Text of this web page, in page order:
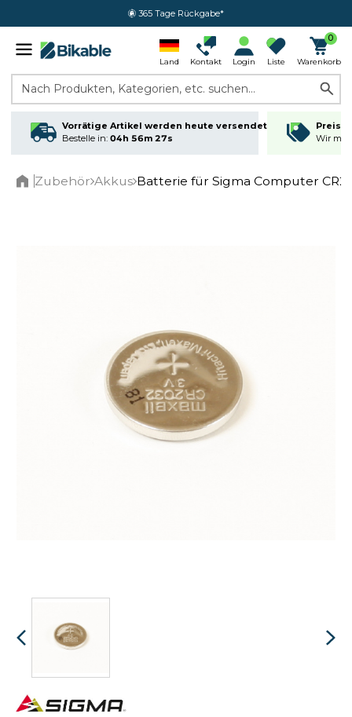
365 Tage Rückgabe*
Land Kontakt Login Liste
0
Warenkorb
Nach Produkten, Kategorien, etc. suchen...
Vorrätige Artikel werden heute versendet
Bestelle in: 04h 56m 27s
Wir
Zubehör Akkus Batterie für Sigma Computer